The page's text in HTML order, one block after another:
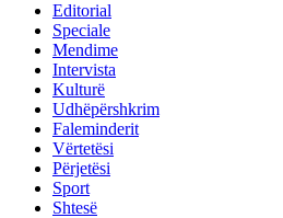
Editorial
Speciale
Mendime
Intervista
Kulturë
Udhëpërshkrim
Faleminderit
Vërtetësi
Përjetësi
Sport
Shtesë